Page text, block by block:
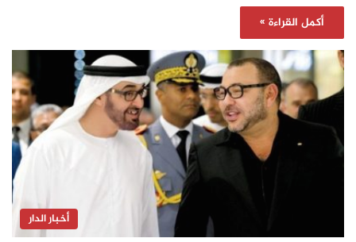
أكمل القراءة »
أخبار الدار